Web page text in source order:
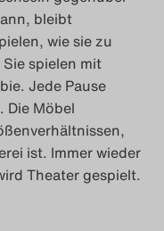
bleibt
wie sie zu
spielen mit
Jede Pause
Die Möbel
ist. Immer wieder
Theater gespielt.